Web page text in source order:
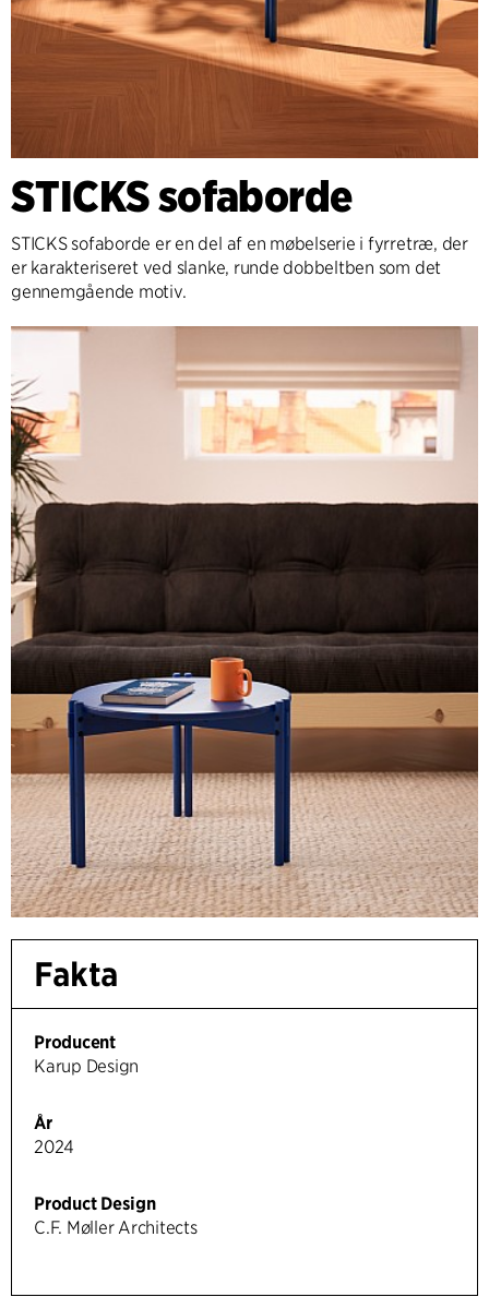
STICKS sofaborde
STICKS sofaborde er en del af en møbelserie i fyrretræ, der
er karakteriseret ved slanke, runde dobbeltben som det
gennemgående motiv.
Fakta
Producent
Karup Design
År
2024
Product Design
C.F. Møller Architects